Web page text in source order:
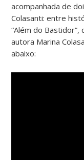
acompanhada de
Colasanti: entre
“Além do Bastidor”,
autora Marina
abaixo: